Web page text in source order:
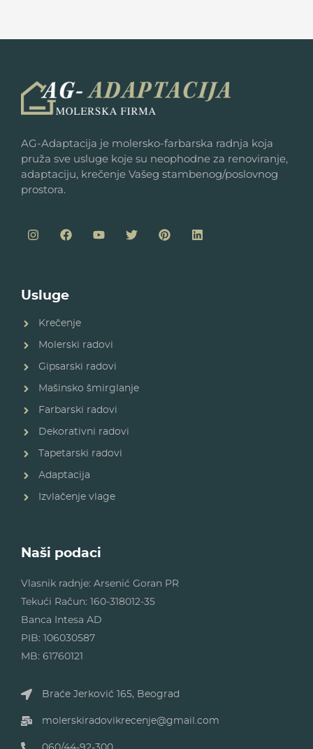
AG-Adaptacija je molersko-farbarska radnja koja
pruža sve usluge koje su neophodne za renoviranje,
adaptaciju, krečenje Vašeg stambenog/poslovnog
prostora.
Usluge
Krečenje
Molerski radovi
Gipsarski radovi
Mašinsko šmirglanje
Farbarski radovi
Dekorativni radovi
Tapetarski radovi
Adaptacija
Izvlačenje vlage
Naši podaci
Vlasnik radnje: Arsenić Goran PR
Tekući Račun: 160-318012-35
Banca Intesa AD
PIB: 106030587
MB: 61760121
Braće Jerković 165, Beograd
molerskiradovikrecenje@gmail.com